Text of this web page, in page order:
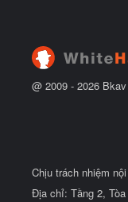
@ 2009 - 2026
Chịu trách nhiệm
Địa chỉ: Tầng 2,